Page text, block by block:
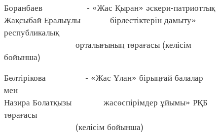
Боранбаев - «Жас Қыран» әскери-патриоттық
Жақсыбай Ералыұлы бірлестіктерін дамыту»
республикалық
орталығының төрағасы (келісім
бойынша)
Бөлтірікова - «Жас Ұлан» бірыңғай балалар
мен
Назира Болатқызы жасөспірімдер ұйымы» РҚБ
төрағасы
(келісім бойынша)